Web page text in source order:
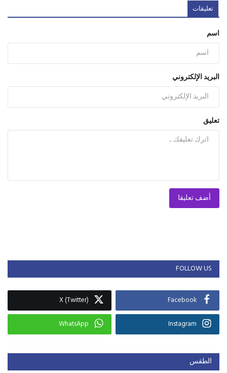
تعليقات
اسم
البريد الإلكتروني
تعليق
أضف تعليقا
FOLLOW US
Facebook
X (Twitter)
Instagram
WhatsApp
الطقس